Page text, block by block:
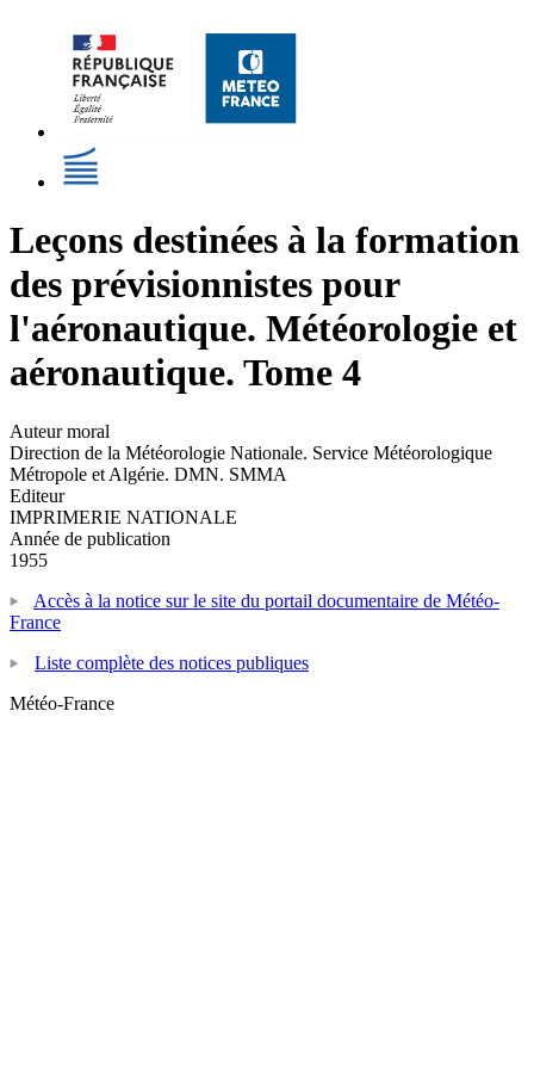
Leçons destinées à la formation
des prévisionnistes pour
l'aéronautique. Météorologie et
aéronautique. Tome 4
Auteur moral
Direction de la Météorologie Nationale. Service Météorologique
Métropole et Algérie. DMN. SMMA
Editeur
IMPRIMERIE NATIONALE
Année de publication
1955
Accès à la notice sur le site du portail documentaire de Météo-
France
Liste complète des notices publiques
Météo-France